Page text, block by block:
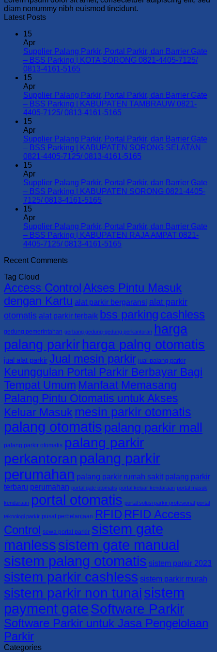
diam nonummy nibh euismod tincidunt.
Latest Posts
15
Apr
Supplier Palang Parkir, Portal Parkir, dan Barrier Gate
– BSS Parking | KOTA SORONG 0821-4405-7125/
0813-4161-5165
Supplier
Palang
Parkir,
dan
Barrier
Gate
Parking
|
KOTA
4405-
7125/
0813-
15
Apr
Supplier Palang Parkir, Portal Parkir, dan Barrier Gate
– BSS Parking | KABUPATEN TAMBRAUW 0821-
4405-7125/ 0813-4161-5165
Supplier
Palang
Parkir,
dan
Barrier
Parking
|
KABUPATEN
0813-
4161-
5165
15
Apr
Supplier Palang Parkir, Portal Parkir, dan Barrier Gate
– BSS Parking | KABUPATEN SORONG SELATAN
0821-4405-7125/ 0813-4161-5165
Supplier
Palang
dan
Barrier
KABUPATEN
SORONG
SELATAN
0821-
4405-
7125/
4161-
5165
15
Apr
Supplier Palang Parkir, Portal Parkir, dan Barrier Gate
– BSS Parking | KABUPATEN SORONG 0821-4405-
7125/ 0813-4161-5165
Supplier
Palang
Parkir,
Gate
–
BSS
Parking
|
KABUPATEN
SORONG
0821-
4405-
7125/
0813-
4161-
5165
15
Apr
Supplier Palang Parkir, Portal Parkir, dan Barrier Gate
– BSS Parking | KABUPATEN RAJA AMPAT 0821-
4405-7125/ 0813-4161-5165
Parkir,
Portal
Parkir,
dan
Barrier
Gate
BSS
Parking
|
KABUPATEN
RAJA
AMPAT
0821-
4405-
7125/
0813-
4161-
5165
Recent Comments
Tag Cloud
Access ControlAkses Pintu Masuk
dengan Kartu alat parkir bergaransi alat parkir
otomatis alat parkir terbaik bss parking cashless
gedung pemerintahan gerbang gedung-gedung perkantoran harga
palang parkirharga palng otomatis
jual alat parkir Jual mesin parkir jual palang parkir
Keunggulan Portal Parkir Berbayar Bagi
Tempat Umum Manfaat Memasang
Palang Pintu Otomatis untuk Akses
Keluar Masuk mesin parkir otomatis
palang otomatis palang parkir mall
palang parkir otomatis palang parkir
perkantoran palang parkir
perumahan palang parkir rumah sakit palang parkir
terbaru perumahan portal gate otomatis portal keluar kendaraan portal masuk
kendaraan portal otomatis portal solusi parkir profesional portal
teknologi parkir pusat perbelanjaan RFID RFID Access
Control sewa portal parkir sistem gate
manlesssistem gate manual
sistem palang otomatis sistem parkir 2023
sistem parkir cashless sistem parkir murah
sistem parkir non tunaisistem
payment gateSoftware Parkir
Software Parkir untuk Jasa Pengelolaan
Parkir
Categories